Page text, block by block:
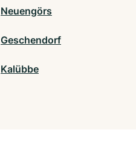
Neuengörs
Geschendorf
Kalübbe